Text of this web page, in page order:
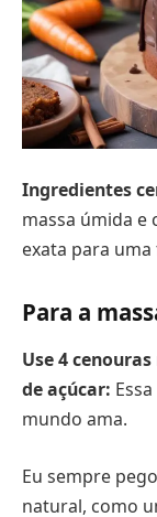
Ingredientes
massa úmida e
exata para
Para a
Use 4
de açúcar:
mundo ama.
Eu sempre
natural, como